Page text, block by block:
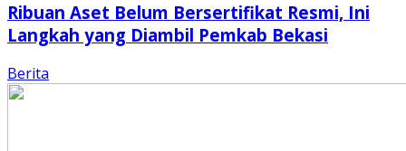
Ribuan Aset Belum Bersertifikat Resmi, Ini
Langkah yang Diambil Pemkab Bekasi
Berita